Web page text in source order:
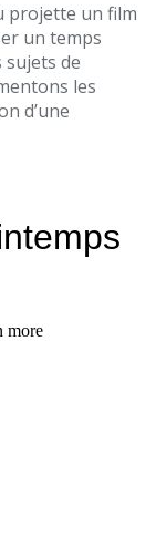
projette un film
un temps
sujets de
les
d’une